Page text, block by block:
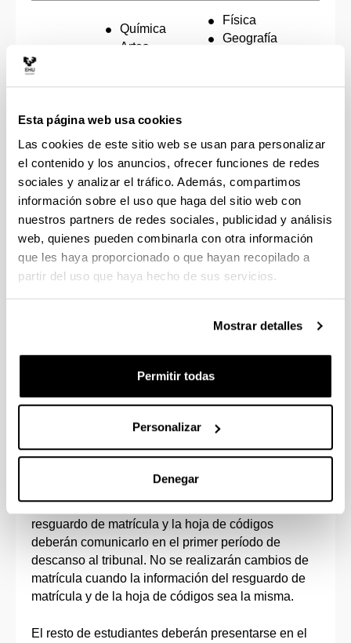
Esta página web usa cookies
Las cookies de este sitio web se usan para personalizar
el contenido y los anuncios, ofrecer funciones de redes
sociales y analizar el tráfico. Además, compartimos
información sobre el uso que haga del sitio web con
nuestros partners de redes sociales, publicidad y análisis
web, quienes pueden combinarla con otra información
que les haya proporcionado o que hayan recopilado a
partir del uso que haya hecho de sus servicios.
Mostrar detalles
Permitir todas
Personalizar
Denegar
18:15
Química
Artes
Arte
Física
Geografía
(Abre una nueva ventana)
HORARIO DEFINITIVO PDF , 57,58 KB
Acto de presentación
Al acto de presentación acudirá el estudiantado que
documento de identificación válido, y del
instrucciones para el desarrollo de la evaluación y
se entregará al estudiantado la hoja de códigos.
correctos (nombre, DNI, Centro, materias objeto de
examen…). Si hubiese alguna discrepancia entre el
resguardo de matrícula y la hoja de códigos
deberán comunicarlo en el primer período de
descanso al tribunal. No se realizarán cambios de
matrícula cuando la información del resguardo de
matrícula y de la hoja de códigos sea la misma.
El resto de estudiantes deberán presentarse en el